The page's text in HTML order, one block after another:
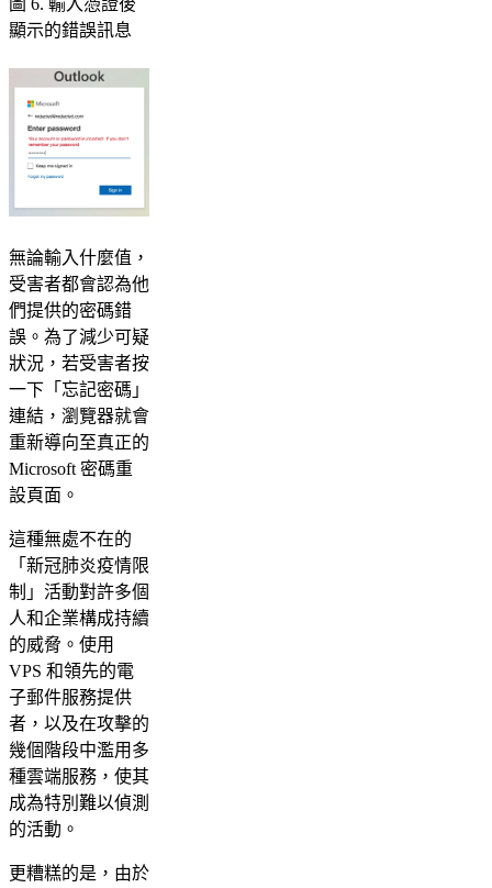
圖 6. 輸入憑證後
顯示的錯誤訊息
無論輸入什麼值，
受害者都會認為他
們提供的密碼錯
誤。為了減少可疑
狀況，若受害者按
一下「忘記密碼」
連結，瀏覽器就會
重新導向至真正的
Microsoft 密碼重
設頁面。
這種無處不在的
「新冠肺炎疫情限
制」活動對許多個
人和企業構成持續
的威脅。使用
VPS 和領先的電
子郵件服務提供
者，以及在攻擊的
幾個階段中濫用多
種雲端服務，使其
成為特別難以偵測
的活動。
更糟糕的是，由於